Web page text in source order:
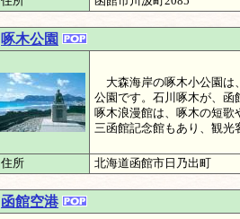
啄木公園
大森海岸の啄木小公園は
公園です。石川啄木が、
啄木浪漫館は、啄木の短歌
三函館記念館もあり、観光
住所
北海道函館市日乃出町
函館空港